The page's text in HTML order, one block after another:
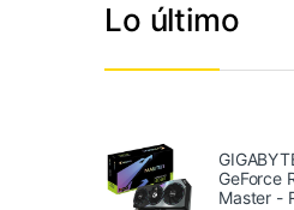
Lo último
GeForce
Master -